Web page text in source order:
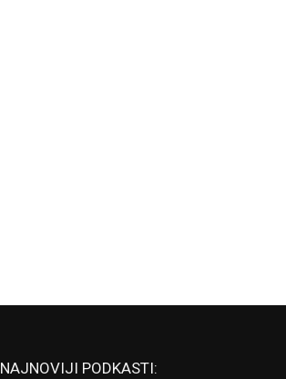
NAJNOVIJI PODKASTI: